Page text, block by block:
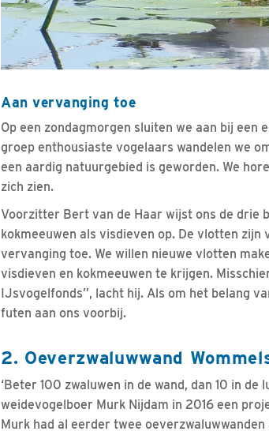
Aan vervanging toe
Op een zondagmorgen sluiten we aan bij een
groep enthousiaste vogelaars wandelen we
een aardig natuurgebied is geworden. We
zich zien.
Voorzitter Bert van de Haar wijst ons de drie
kokmeeuwen als visdieven op. De vlotten
vervanging toe. We willen nieuwe vlotten
visdieven en kokmeeuwen te krijgen.
IJsvogelfonds”, lacht hij. Als om het belang
futen aan ons voorbij.
2. Oeverzwaluwwand
‘Beter 100 zwaluwen in de wand, dan 10 in de
weidevogelboer Murk Nijdam in 2016 een
Murk had al eerder twee